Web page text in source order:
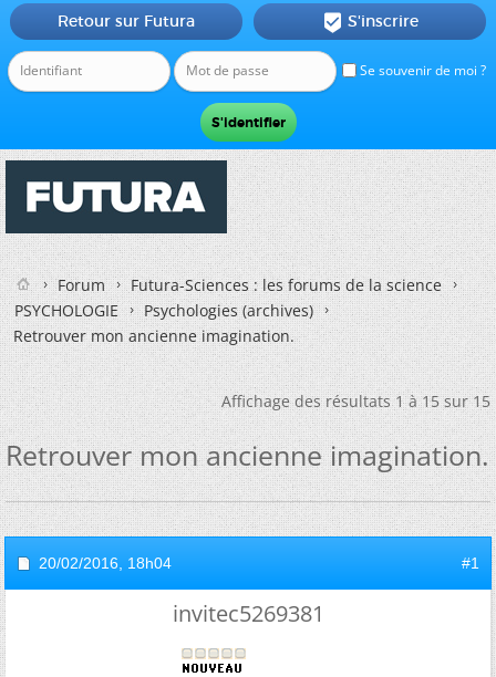
Se souvenir de moi ?
Retour sur Futura  S'inscrire
Forum
Futura-Sciences : les forums de la science
PSYCHOLOGIE
Psychologies (archives)
Retrouver mon ancienne imagination.
Affichage des résultats 1 à 15 sur 15
Retrouver mon ancienne imagination.
20/02/2016, 18h04 #1
invitec5269381